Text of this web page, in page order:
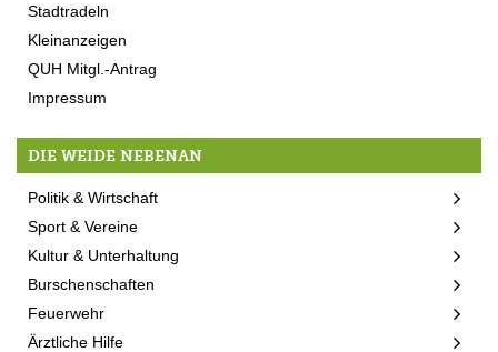
Stadtradeln
Kleinanzeigen
QUH Mitgl.-Antrag
Impressum
DIE WEIDE NEBENAN
Politik & Wirtschaft
Sport & Vereine
Kultur & Unterhaltung
Burschenschaften
Feuerwehr
Ärztliche Hilfe